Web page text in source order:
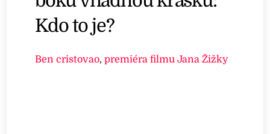
Kdo to je?
Ben cristovao,premiéra filmu Jana Žižky